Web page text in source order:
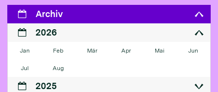
Archiv
2026
Jan Feb Mär Apr Mai Jun
Jul Aug
2025